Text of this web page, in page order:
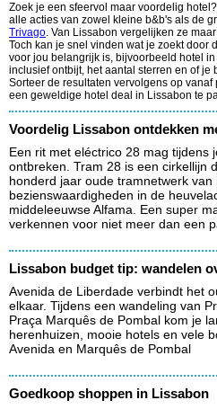
Zoek je een sfeervol maar voordelig
alle acties van zowel kleine b&b's als de
Trivago. Van Lissabon vergelijken ze
Toch kan je snel vinden wat je zoekt door
voor jou belangrijk is, bijvoorbeeld hotel
inclusief ontbijt, het aantal sterren en of je
Sorteer de resultaten vervolgens op
een geweldige hotel deal in Lissabon te
Voordelig Lissabon ontdekken
Een rit met eléctrico 28 mag tijdens
ontbreken. Tram 28 is een cirkellijn
honderd jaar oude tramnetwerk
bezienswaardigheden in de
middeleeuwse Alfama. Een super
verkennen voor niet meer dan een
Lissabon budget tip: wandelen
Avenida de Liberdade verbindt het
elkaar. Tijdens een wandeling van
Praça Marquês de Pombal kom je
herenhuizen, mooie hotels en vele
Avenida en Marquês de Pombal
Goedkoop shoppen in Lissabon